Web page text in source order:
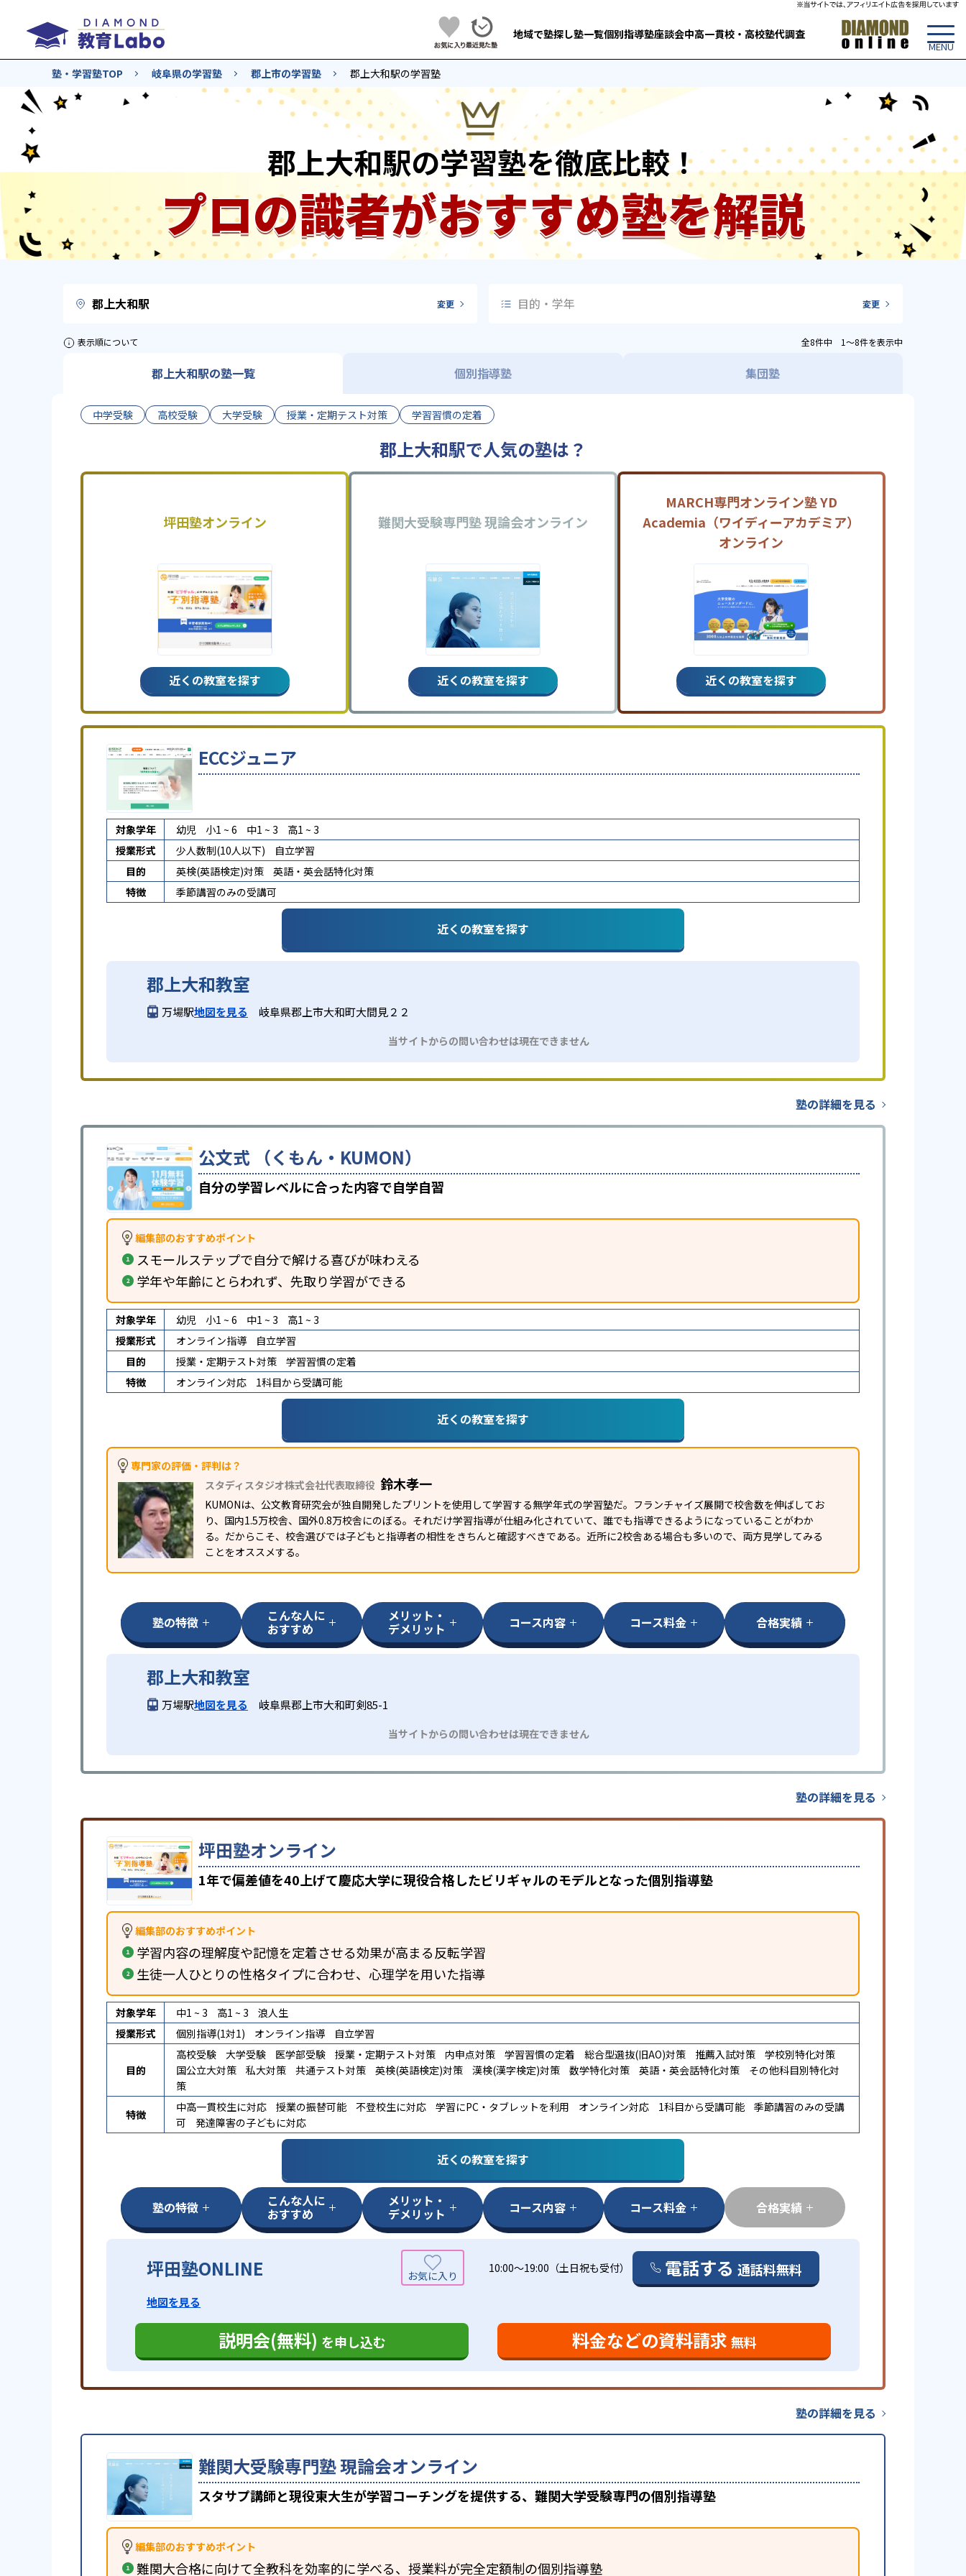
地域で塾探し塾一覧個別指導塾座談会中高一貫校・高校塾代調査
塾・学習塾TOP 岐阜県の学習塾 郡上市の学習塾 郡上大和駅の学習塾
郡上大和駅の学習塾を徹底比較！
プロの識者がおすすめ塾を解説
郡上大和駅 変更 目的・学年 変更
表示順について 全8件中 1〜8件を表示中
郡上大和駅の塾一覧 個別指導塾 集団塾
中学受験 高校受験 大学受験 授業・定期テスト対策 学習習慣の定着
郡上大和駅で人気の塾は？
坪田塾オンライン
近くの教室を探す
難関大受験専門塾 現論会オンライン
近くの教室を探す
MARCH専門オンライン塾 YD
Academia（ワイディーアカデミア）
オンライン
近くの教室を探す
ECCジュニア
対象学年 幼児 小1 ~ 6 中1 ~ 3
高1 ~ 3
授業形式
少人数制(10人以下)
自立学習
目的
英検(英語検定)対策
英語・英会話特化対策
特徴
季節講習のみの受講可
近くの教室を探す
郡上大和教室
万場駅地図を見る 岐阜県郡上市大和町大間見２２
当サイトからの問い合わせは現在できません
塾の詳細を見る
公文式 （くもん・KUMON）
自分の学習レベルに合った内容で自学自習
編集部のおすすめポイント
スモールステップで自分で解ける喜びが味わえる
学年や年齢にとらわれず、先取り学習ができる
対象学年 幼児 小1 ~ 6 中1 ~ 3
高1 ~ 3
授業形式
オンライン指導
自立学習
目的
授業・定期テスト対策
学習習慣の定着
特徴
オンライン対応 1科目から受講可能
近くの教室を探す
専門家の評価・評判は？
スタディスタジオ株式会社代表取締役 鈴木孝一
KUMONは、公文教育研究会が独自開発したプリントを使用して学習する無学年式の学習塾だ。フランチャイズ展開で校舎数を伸ばしてお
り、国内1.5万校舎、国外0.8万校舎にのぼる。それだけ学習指導が仕組み化されていて、誰でも指導できるようになっていることがわか
る。だからこそ、校舎選びでは子どもと指導者の相性をきちんと確認すべきである。近所に2校舎ある場合も多いので、両方見学してみる
ことをオススメする。
塾の特徴 こんな人に
おすすめ
メリット・
デメリット コース内容 コース料金 合格実績
郡上大和教室
万場駅地図を見る 岐阜県郡上市大和町剣85-1
当サイトからの問い合わせは現在できません
塾の詳細を見る
坪田塾オンライン
1年で偏差値を40上げて慶応大学に現役合格したビリギャルのモデルとなった個別指導塾
編集部のおすすめポイント
学習内容の理解度や記憶を定着させる効果が高まる反転学習
生徒一人ひとりの性格タイプに合わせ、心理学を用いた指導
対象学年 中1 ~ 3 高1 ~ 3
浪人生
授業形式
個別指導(1対1) オンライン指導 自立学習
目的
高校受験 大学受験 医学部受験 授業・定期テスト対策 内申点対策 学習習慣の定着 総合型選抜(旧AO)対策 推薦入試対策
学校別特化対策
国公立大対策
私大対策 共通テスト対策 英検(英語検定)対策 漢検(漢字検定)対策 数学特化対策 英語・英会話特化対策
その他科目別特化対
策
特徴
中高一貫校生に対応 授業の振替可能 不登校生に対応 学習にPC・タブレットを利用 オンライン対応 1科目から受講可能
季節講習のみの受講
可
発達障害の子どもに対応
近くの教室を探す
塾の特徴 こんな人に
おすすめ
メリット・
デメリット コース内容 コース料金 合格実績
坪田塾ONLINE 10:00～19:00（土日祝も受付） 電話する 通話料無料
地図を見る
説明会(無料) を申し込む 料金などの資料請求 無料
塾の詳細を見る
難関大受験専門塾 現論会オンライン
スタサプ講師と現役東大生が学習コーチングを提供する、難関大学受験専門の個別指導塾
編集部のおすすめポイント
難関大合格に向けて全教科を効率的に学べる、授業料が完全定額制の個別指導塾